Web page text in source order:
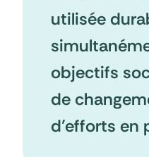
utilisée
objectifs
de
d’efforts en